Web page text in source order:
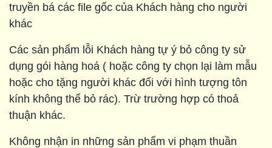
truyền bá các file gốc của Khách hàng cho người
khác
Các sản phẩm lỗi Khách hàng tự ý bỏ công ty sử
dụng gói hàng hoá ( hoặc công ty chọn lại làm mẫu
hoặc cho tặng người khác đối với hình tượng tôn
kính không thể bỏ rác). Trừ trường hợp có thoả
thuận khác.
Không nhận in những sản phẩm vi phạm thuần